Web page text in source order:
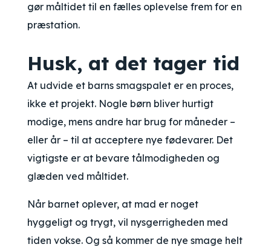
gør måltidet til en fælles oplevelse frem for en
præstation.
Husk, at det tager tid
At udvide et barns smagspalet er en proces,
ikke et projekt. Nogle børn bliver hurtigt
modige, mens andre har brug for måneder –
eller år – til at acceptere nye fødevarer. Det
vigtigste er at bevare tålmodigheden og
glæden ved måltidet.
Når barnet oplever, at mad er noget
hyggeligt og trygt, vil nysgerrigheden med
tiden vokse. Og så kommer de nye smage helt